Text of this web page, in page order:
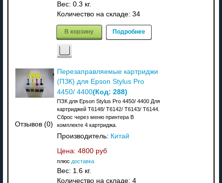
Вес: 0.3 кг.
Количество на складе: 34
В корзину Подробнее
Отзывов (0)
Перезаправляемые картриджи
(ПЗК) для Epson Stylus Pro
4450/ 4400(Код: 288)
ПЗК для Epson Stylus Pro 4450/ 4400 Для
картриджей T6148/ T6142/ T6143/ T6144.
Сброс через меню принтера В
комплекте 4 картриджа.
Производитель: Китай
Цена: 4800 руб
плюс доставка
Вес: 1.6 кг.
Количество на складе: 4